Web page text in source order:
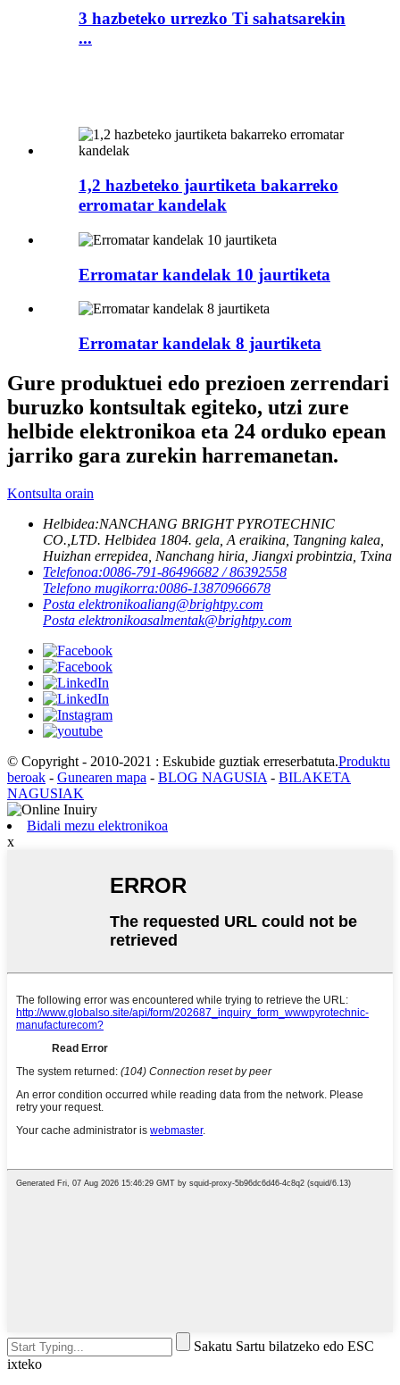
3 hazbeteko urrezko Ti sahatsarekin
...
1,2 hazbeteko jaurtiketa bakarreko
erromatar kandelak
Erromatar kandelak 10 jaurtiketa
Erromatar kandelak 8 jaurtiketa
Gure produktuei edo prezioen zerrendari
buruzko kontsultak egiteko, utzi zure
helbide elektronikoa eta 24 orduko epean
jarriko gara zurekin harremanetan.
Kontsulta orain
Helbidea:NANCHANG BRIGHT PYROTECHNIC
CO.,LTD. Helbidea 1804. gela, A eraikina, Tangning kalea,
Huizhan errepidea, Nanchang hiria, Jiangxi probintzia, Txina
Telefonoa:0086-791-86496682 / 86392558
Telefono mugikorra:0086-13870966678
Posta elektronikoaliang@brightpy.com
Posta elektronikoasalmentak@brightpy.com
© Copyright - 2010-2021 : Eskubide guztiak erreserbatuta.Produktu
beroak - Gunearen mapa - BLOG NAGUSIA - BILAKETA
NAGUSIAK
Bidali mezu elektronikoa
x
Sakatu Sartu bilatzeko edo ESC
ixteko